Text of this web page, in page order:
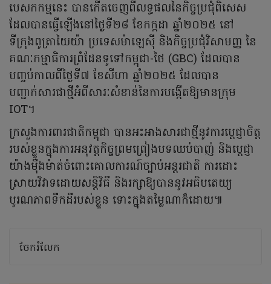
បេសកកម្មនេះ បានកើតចេញពីលទ្ធផលនៃកិច្ចប្រជុំពិសេស
ដែលបានធ្វើឡើងនៅថ្ងៃទី២៨ ខែកក្កដា ឆ្នាំ២០២៥ នៅ
ទីក្រុងពូត្រាយៃយ៉ា ប្រទេសម៉ាឡេស៊ី និងកិច្ចប្រជុំវិសាមញ្ញ នៃ
គណៈកម្មាធិការព្រំដែនទូទៅកម្ពុជា-ថៃ (GBC) ដែលបាន
បញ្ចប់កាលពីថ្ងៃទី៧ ខែសីហា ឆ្នាំ២០២៥ ដែលបាន
បញ្ជាក់សារជាថ្មីអំពីសារៈសំខាន់នៃការបង្កើតឱ្យមានក្រុម
IOT។
ក្រសួងការពារជាតិកម្ពុជា បានអះអាងសារជាថ្មីនូវការប្តេជ្ញាចិត្ត
របស់ខ្លួនក្នុងការអនុវត្តកិច្ចព្រមព្រៀងបទឈប់បាញ់ និងប្តេជ្ញា
យ៉ាងម៉ឺងម៉ាត់ចំពោះគោលការណ៍ច្បាប់អន្តរជាតិ ការដោះ
ស្រាយវិវាទដោយសន្តិវិធី និងរក្សាឱ្យបាននូវអធិបតេយ្យ
បូរណភាពទឹកដីរបស់ខ្លួន ទោះក្នុងតម្លៃណាក៏ដោយ៕
ចែករំលែក